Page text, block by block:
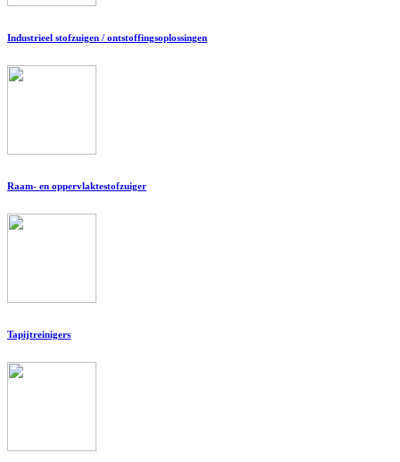
Industrieel stofzuigen / ontstoffingsoplossingen
Raam- en oppervlaktestofzuiger
Tapijtreinigers